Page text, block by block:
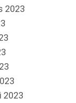
2023
2023